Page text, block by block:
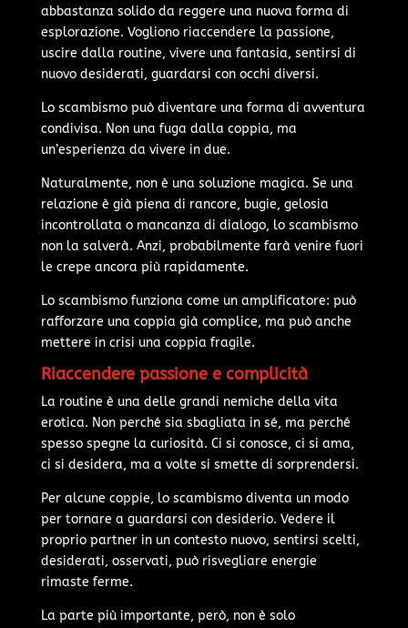
abbastanza solido da reggere una nuova forma di
esplorazione. Vogliono riaccendere la passione,
uscire dalla routine, vivere una fantasia, sentirsi di
nuovo desiderati, guardarsi con occhi diversi.
Lo scambismo può diventare una forma di avventura
condivisa. Non una fuga dalla coppia, ma
un’esperienza da vivere in due.
Naturalmente, non è una soluzione magica. Se una
relazione è già piena di rancore, bugie, gelosia
incontrollata o mancanza di dialogo, lo scambismo
non la salverà. Anzi, probabilmente farà venire fuori
le crepe ancora più rapidamente.
Lo scambismo funziona come un amplificatore: può
rafforzare una coppia già complice, ma può anche
mettere in crisi una coppia fragile.
Riaccendere passione e complicità
La routine è una delle grandi nemiche della vita
erotica. Non perché sia sbagliata in sé, ma perché
spesso spegne la curiosità. Ci si conosce, ci si ama,
ci si desidera, ma a volte si smette di sorprendersi.
Per alcune coppie, lo scambismo diventa un modo
per tornare a guardarsi con desiderio. Vedere il
proprio partner in un contesto nuovo, sentirsi scelti,
desiderati, osservati, può risvegliare energie
rimaste ferme.
La parte più importante, però, non è solo